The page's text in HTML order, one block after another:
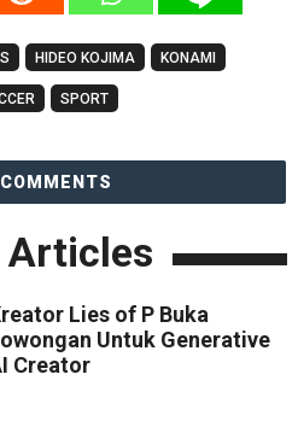
HIDEO KOJIMA KONAMI
SPORT
Articles
Lies of P Buka
Untuk Generative
Creator